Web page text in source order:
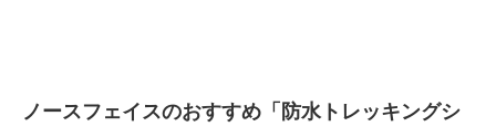
ノースフェイスのおすすめ「防水トレッキングシ